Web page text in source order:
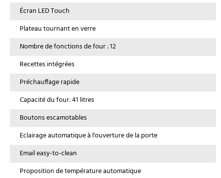
Écran LED Touch
Plateau tournant en verre
Nombre de fonctions de four : 12
Recettes intégrées
Préchauffage rapide
Capacité du four: 41 litres
Boutons escamotables
Eclairage automatique à l'ouverture de la porte
Email easy-to-clean
Proposition de température automatique